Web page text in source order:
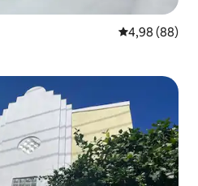
4,98 av 5 i
4,98 (88)